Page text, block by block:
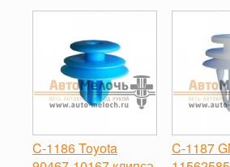
-
C-1186 Toyota
C-1187